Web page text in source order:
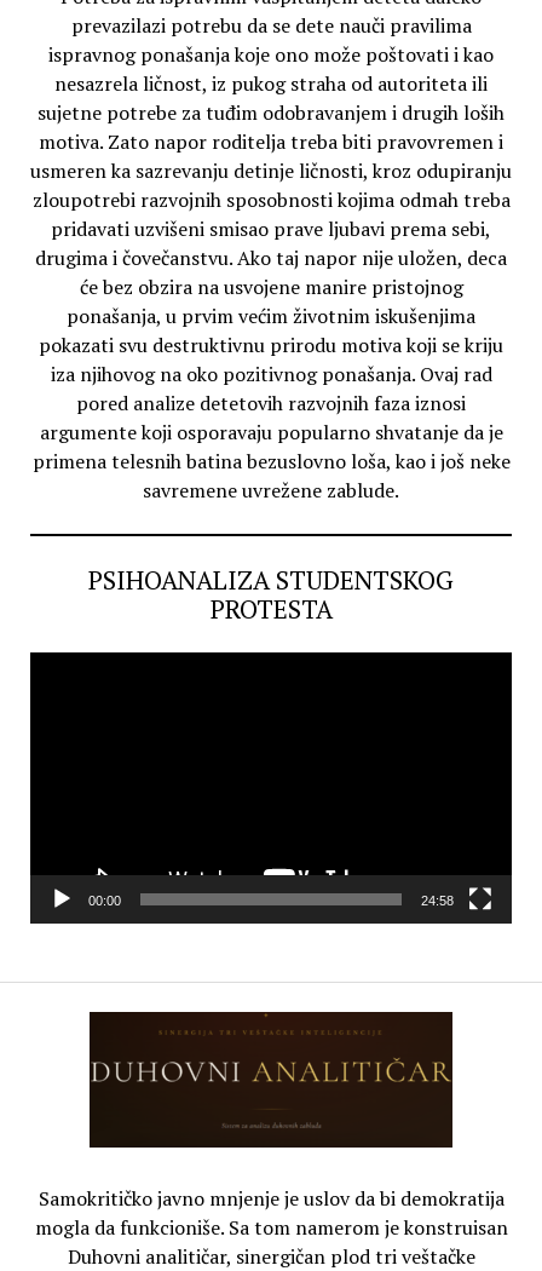
prevazilazi potrebu da se dete nauči pravilima
ispravnog ponašanja koje ono može poštovati i kao
nesazrela ličnost, iz pukog straha od autoriteta ili
sujetne potrebe za tuđim odobravanjem i drugih loših
motiva. Zato napor roditelja treba biti pravovremen i
usmeren ka sazrevanju detinje ličnosti, kroz odupiranju
zloupotrebi razvojnih sposobnosti kojima odmah treba
pridavati uzvišeni smisao prave ljubavi prema sebi,
drugima i čovečanstvu. Ako taj napor nije uložen, deca
će bez obzira na usvojene manire pristojnog
ponašanja, u prvim većim životnim iskušenjima
pokazati svu destruktivnu prirodu motiva koji se kriju
iza njihovog na oko pozitivnog ponašanja. Ovaj rad
pored analize detetovih razvojnih faza iznosi
argumente koji osporavaju popularno shvatanje da je
primena telesnih batina bezuslovno loša, kao i još neke
savremene uvrežene zablude.
PSIHOANALIZA STUDENTSKOG
PROTESTA
00:00 24:58
Samokritičko javno mnjenje je uslov da bi demokratija
mogla da funkcioniše. Sa tom namerom je konstruisan
Duhovni analitičar, sinergičan plod tri veštačke